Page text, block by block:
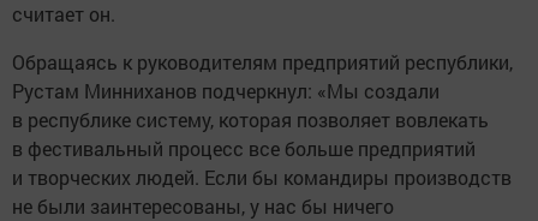
считает он.
Обращаясь к руководителям предприятий республики,
Рустам Минниханов подчеркнул: «Мы создали
в республике систему, которая позволяет вовлекать
в фестивальный процесс все больше предприятий
и творческих людей. Если бы командиры производств
не были заинтересованы, у нас бы ничего